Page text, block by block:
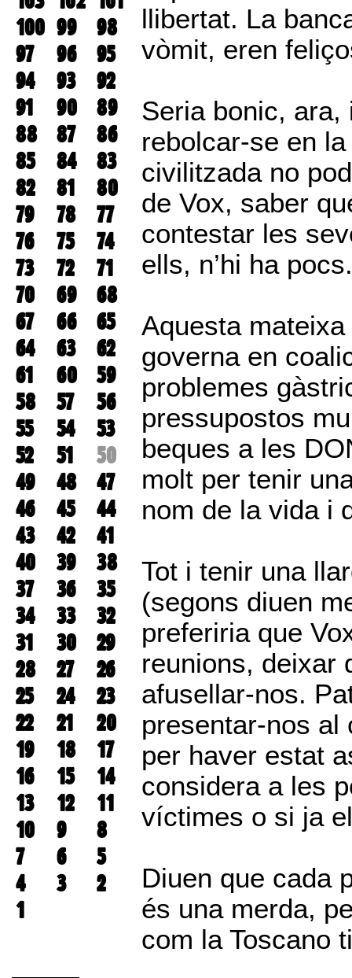
100 99
98
97
96
95
94
93
92
91
90
89
88
87
86
85
84
83
82
81
80
79
78
77
76
75
74
73
72
71
70
69
68
67
66
65
64
63
62
61
60
59
58
57
56
55
54
53
52
51
50
49
48
47
46
45
44
43
42
41
40
39
38
37
36
35
34
33
32
31
30
29
28
27
26
25
24
23
22
21
20
19
18
17
16
15
14
13
12
11
10
9
8
7
6
5
4
3
2
1
llibertat. La
vòmit, eren
Seria bonic, ara,
rebolcar-se en
civilitzada no
de Vox, saber
contestar les
ells, n’hi ha
Aquesta
governa en
problemes
pressupostos
beques a les
molt per tenir
nom de la vida i
Tot i tenir una
(segons diuen
preferiria que
reunions, deixar
afusellar-nos.
presentar-nos al
per haver estat
considera a les
víctimes o si ja
Diuen que cada
és una merda,
com la Toscano